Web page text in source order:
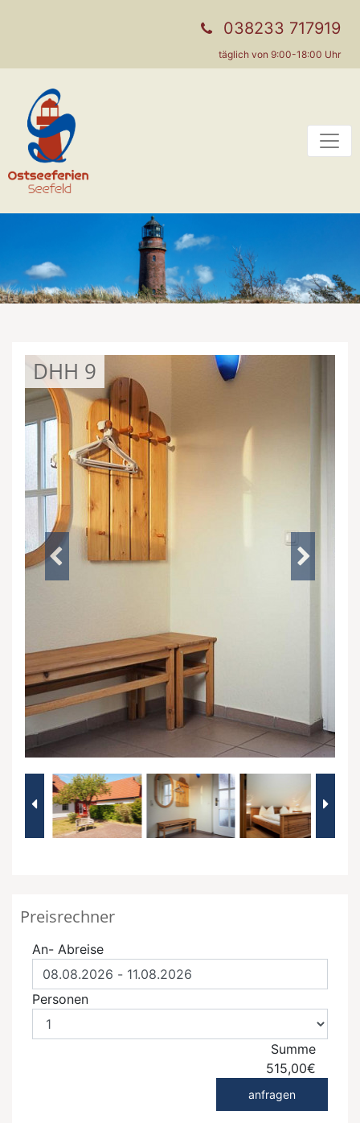
038233 717919
täglich von 9:00-18:00 Uhr
DHH 9
Preisrechner
An- Abreise
Personen
Summe
515,00€
anfragen